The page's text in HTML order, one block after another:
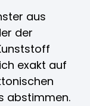
aus
der
exakt auf
abstimmen.